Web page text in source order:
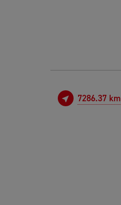
7286.37 km